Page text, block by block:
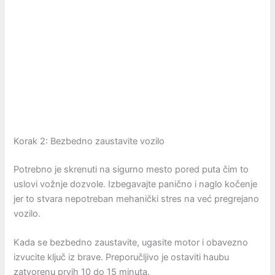
Korak 2: Bezbedno zaustavite vozilo
Potrebno je skrenuti na sigurno mesto pored puta čim to
uslovi vožnje dozvole. Izbegavajte panično i naglo kočenje
jer to stvara nepotreban mehanički stres na već pregrejano
vozilo.
Kada se bezbedno zaustavite, ugasite motor i obavezno
izvucite ključ iz brave. Preporučljivo je ostaviti haubu
zatvorenu prvih 10 do 15 minuta.